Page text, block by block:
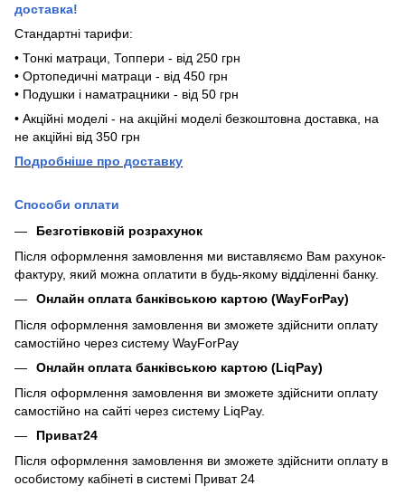
доставка!
Стандартні тарифи:
• Тонкі матраци, Топпери - від 250 грн
• Ортопедичні матраци - від 450 грн
• Подушки і наматрацники - від 50 грн
• Акційні моделі - на акційні моделі безкоштовна доставка, на
не акційні від 350 грн
Подробніше про доставку
Способи оплати
Безготівковій розрахунок
Після оформлення замовлення ми виставляємо Вам рахунок-
фактуру, який можна оплатити в будь-якому відділенні банку.
Онлайн оплата банківською картою (WayForPay)
Після оформлення замовлення ви зможете здійснити оплату
самостійно через систему WayForPay
Онлайн оплата банківською картою (LiqPay)
Після оформлення замовлення ви зможете здійснити оплату
самостійно на сайті через систему LiqPay.
Приват24
Після оформлення замовлення ви зможете здійснити оплату в
особистому кабінеті в системі Приват 24